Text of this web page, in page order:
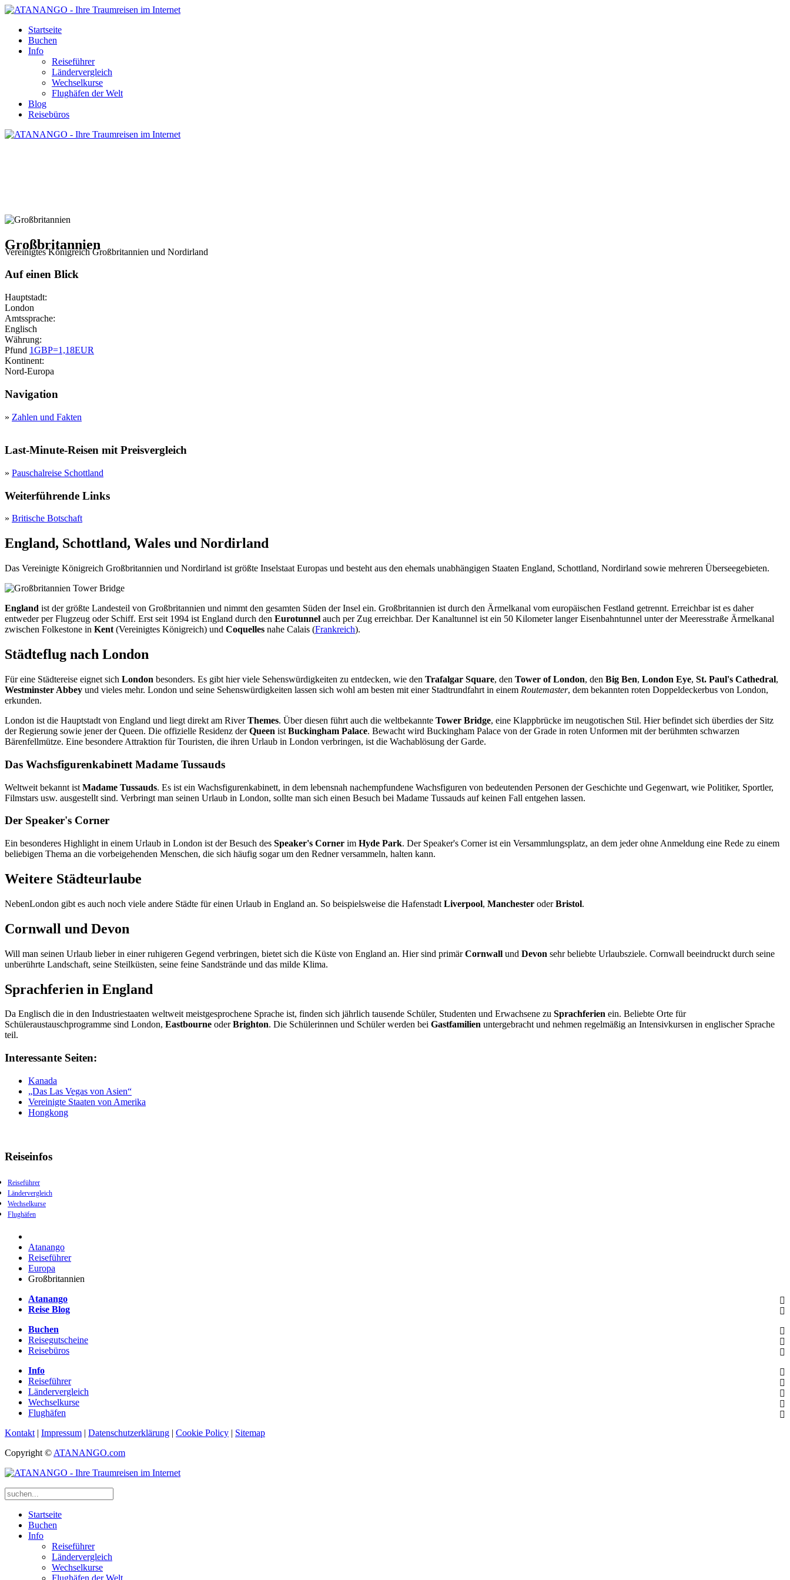
Startseite
Buchen
Info
Reiseführer
Ländervergleich
Wechselkurse
Flughäfen der Welt
Blog
Reisebüros
Großbritannien
Vereinigtes Königreich Großbritannien und Nordirland
Auf einen Blick
Hauptstadt:
London
Amtssprache:
Englisch
Währung:
Pfund 1GBP=1,18EUR
Kontinent:
Nord-Europa
Navigation
» Zahlen und Fakten
Last-Minute-Reisen mit Preisvergleich
» Pauschalreise Schottland
Weiterführende Links
» Britische Botschaft
England, Schottland, Wales und Nordirland
Das Vereinigte Königreich Großbritannien und Nordirland ist größte Inselstaat Europas und besteht aus den ehemals unabhängigen Staaten England, Schottland, Nordirland sowie mehreren Überseegebieten.
England ist der größte Landesteil von Großbritannien und nimmt den gesamten Süden der Insel ein. Großbritannien ist durch den Ärmelkanal vom europäischen Festland getrennt. Erreichbar ist es daher
entweder per Flugzeug oder Schiff. Erst seit 1994 ist England durch den Eurotunnel auch per Zug erreichbar. Der Kanaltunnel ist ein 50 Kilometer langer Eisenbahntunnel unter der Meeresstraße Ärmelkanal
zwischen Folkestone in Kent (Vereinigtes Königreich) und Coquelles nahe Calais (Frankreich).
Städteflug nach London
Für eine Städtereise eignet sich London besonders. Es gibt hier viele Sehenswürdigkeiten zu entdecken, wie den Trafalgar Square, den Tower of London, den Big Ben, London Eye, St. Paul's Cathedral,
Westminster Abbey und vieles mehr. London und seine Sehenswürdigkeiten lassen sich wohl am besten mit einer Stadtrundfahrt in einem Routemaster, dem bekannten roten Doppeldeckerbus von London,
erkunden.
London ist die Hauptstadt von England und liegt direkt am RiverThemes. Über diesen führt auch die weltbekannte Tower Bridge, eine Klappbrücke im neugotischen Stil. Hier befindet sich überdies der Sitz
der Regierung sowie jener der Queen. Die offizielle Residenz derQueen ist Buckingham Palace. Bewacht wird Buckingham Palace von der Grade in roten Unformen mit der berühmten schwarzen
Bärenfellmütze. Eine besondere Attraktion für Touristen, die ihren Urlaub in London verbringen, ist die Wachablösung der Garde.
Das Wachsfigurenkabinett Madame Tussauds
Weltweit bekannt ist Madame Tussauds. Es ist ein Wachsfigurenkabinett, in dem lebensnah nachempfundene Wachsfiguren von bedeutenden Personen der Geschichte und Gegenwart, wie Politiker, Sportler,
Filmstars usw. ausgestellt sind. Verbringt man seinen Urlaub in London, sollte man sich einen Besuch bei Madame Tussauds auf keinen Fall entgehen lassen.
Der Speaker's Corner
Ein besonderes Highlight in einem Urlaub in London ist der Besuch des Speaker's Corner im Hyde Park. Der Speaker's Corner ist ein Versammlungsplatz, an dem jeder ohne Anmeldung eine Rede zu einem
beliebigen Thema an die vorbeigehenden Menschen, die sich häufig sogar um den Redner versammeln, halten kann.
Weitere Städteurlaube
NebenLondon gibt es auch noch viele andere Städte für einen Urlaub in England an. So beispielsweise die Hafenstadt Liverpool, Manchester oderBristol.
Cornwall und Devon
Will man seinen Urlaub lieber in einer ruhigeren Gegend verbringen, bietet sich die Küste von England an. Hier sind primärCornwall und Devon sehr beliebte Urlaubsziele. Cornwall beeindruckt durch seine
unberührte Landschaft, seine Steilküsten, seine feine Sandstrände und das milde Klima.
Sprachferien in England
Da Englisch die in den Industriestaaten weltweit meistgesprochene Sprache ist, finden sich jährlich tausende Schüler, Studenten und Erwachsene zu Sprachferien ein. Beliebte Orte für
Schüleraustauschprogramme sind London, Eastbourne oderBrighton. Die Schülerinnen und Schüler werden bei Gastfamilien untergebracht und nehmen regelmäßig an Intensivkursen in englischer Sprache
teil.
Interessante Seiten:
Kanada
„Das Las Vegas von Asien“
Vereinigte Staaten von Amerika
Hongkong
Reiseinfos
Reiseführer
Ländervergleich
Wechselkurse
Flughäfen
Atanango
Reiseführer
Europa
Großbritannien
Atanango
Reise Blog
Buchen
Reisegutscheine
Reisebüros
Info
Reiseführer
Ländervergleich
Wechselkurse
Flughäfen
Kontakt | Impressum | Datenschutzerklärung | Cookie Policy | Sitemap
Copyright © ATANANGO.com
Startseite
Buchen
Info
Reiseführer
Ländervergleich
Wechselkurse